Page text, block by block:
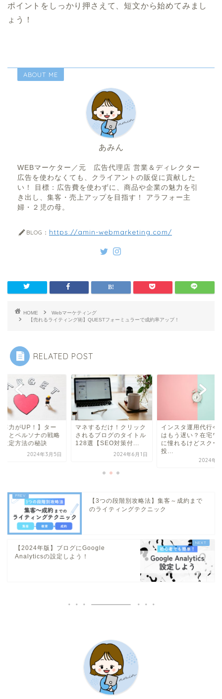
ポイントをしっかり押さえて、短文から始めてみまし
ょう！
ABOUT ME
あみん
WEBマーケター／元 広告代理店 営業＆ディレクター
広告を使わなくても、クライアントの販促に貢献した
い！ 目標：広告費を使わずに、商品や企業の魅力を引
き出し、集客・売上アップを目指す！ アラフォー主
婦・２児の母。
BLOG： https://amin-webmarketing.com/
HOME
Webマーケティング
【売れるライティング術】QUESTフォーミュラーで成約率アップ！
RELATED POST
客力がUP！】ター
トとペルソナの戦略
設定方法の秘訣
2024年3月5日
マネするだけ！クリック
されるブログのタイトル
128選【SEO対策付...
2024年6月1日
インスタ運用代行今
はもう遅い？在宅ワ
に憧れるけどスクー
投...
2024年6
【3つの段階別攻略法】集客～成約まで
のライティングテクニック
【2024年版】ブログにGoogle
Analyticsの設定しよう！